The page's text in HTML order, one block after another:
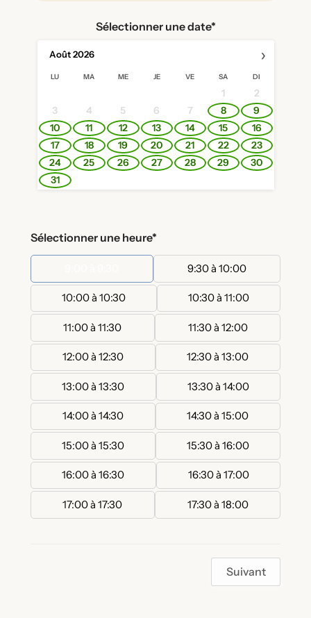
Sélectionner une date*
›
Août 2026
LU MA ME JE VE SA DI
1
2
3
4 5 6 7 8
9
10
11 12 13 14 15
16
17
18 19 20 21 22
23
24
25 26 27 28 29
30
31
Sélectionner une heure*
9:30 à 10:00
10:00 à 10:30 10:30 à 11:00
11:00 à 11:30 11:30 à 12:00
12:00 à 12:30 12:30 à 13:00
13:00 à 13:30 13:30 à 14:00
14:00 à 14:30 14:30 à 15:00
15:00 à 15:30 15:30 à 16:00
16:00 à 16:30 16:30 à 17:00
17:00 à 17:30 17:30 à 18:00
Suivant